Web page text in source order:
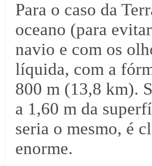
Para o caso da
oceano (para
navio e com os
líquida, com a
800 m (13,8 km).
a 1,60 m da
seria o mesmo, é
enorme.